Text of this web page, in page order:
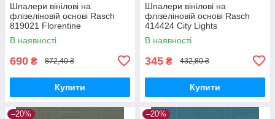
Шпалери вінілові на
флізеліновій основі Rasch
819021 Florentine
(1,06х10,05м), Разные цвета,
Різні кольора
В наявності
690 ₴ 872,40 ₴
Купити
Шпалери вінілові на
флізеліновій основі Rasch
414424 City Lights
(0,53х10,05м), Серый, Сірий
В наявності
345 ₴ 432,80 ₴
Купити
–20% –20%